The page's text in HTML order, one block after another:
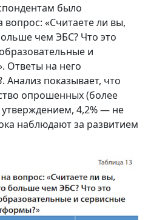
было
«Считаете ли вы,
чем ЭБС? Что это
и
Ответы на него
. Анализ показывает, что
опрошенных (более
4,2% — не
наблюдают за развитием